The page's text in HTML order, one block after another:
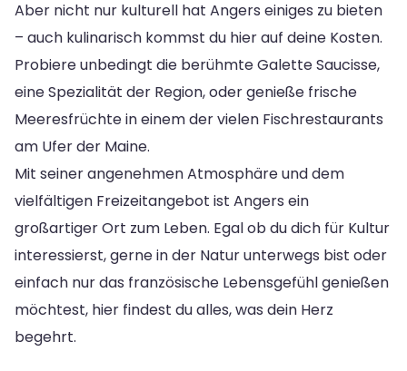
Aber nicht nur kulturell hat Angers einiges zu bieten
– auch kulinarisch kommst du hier auf deine Kosten.
Probiere unbedingt die berühmte Galette Saucisse,
eine Spezialität der Region, oder genieße frische
Meeresfrüchte in einem der vielen Fischrestaurants
am Ufer der Maine.
Mit seiner angenehmen Atmosphäre und dem
vielfältigen Freizeitangebot ist Angers ein
großartiger Ort zum Leben. Egal ob du dich für Kultur
interessierst, gerne in der Natur unterwegs bist oder
einfach nur das französische Lebensgefühl genießen
möchtest, hier findest du alles, was dein Herz
begehrt.